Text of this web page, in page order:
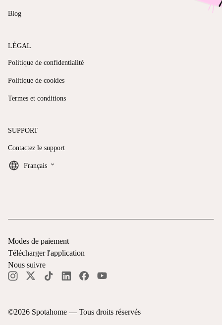
Blog
LÉGAL
Politique de confidentialité
Politique de cookies
Termes et conditions
SUPPORT
Contactez le support
Français keyboard_arrow_down
©2026 Spotahome — Tous droits réservés
Modes de paiement
Télécharger l'application
Nous suivre